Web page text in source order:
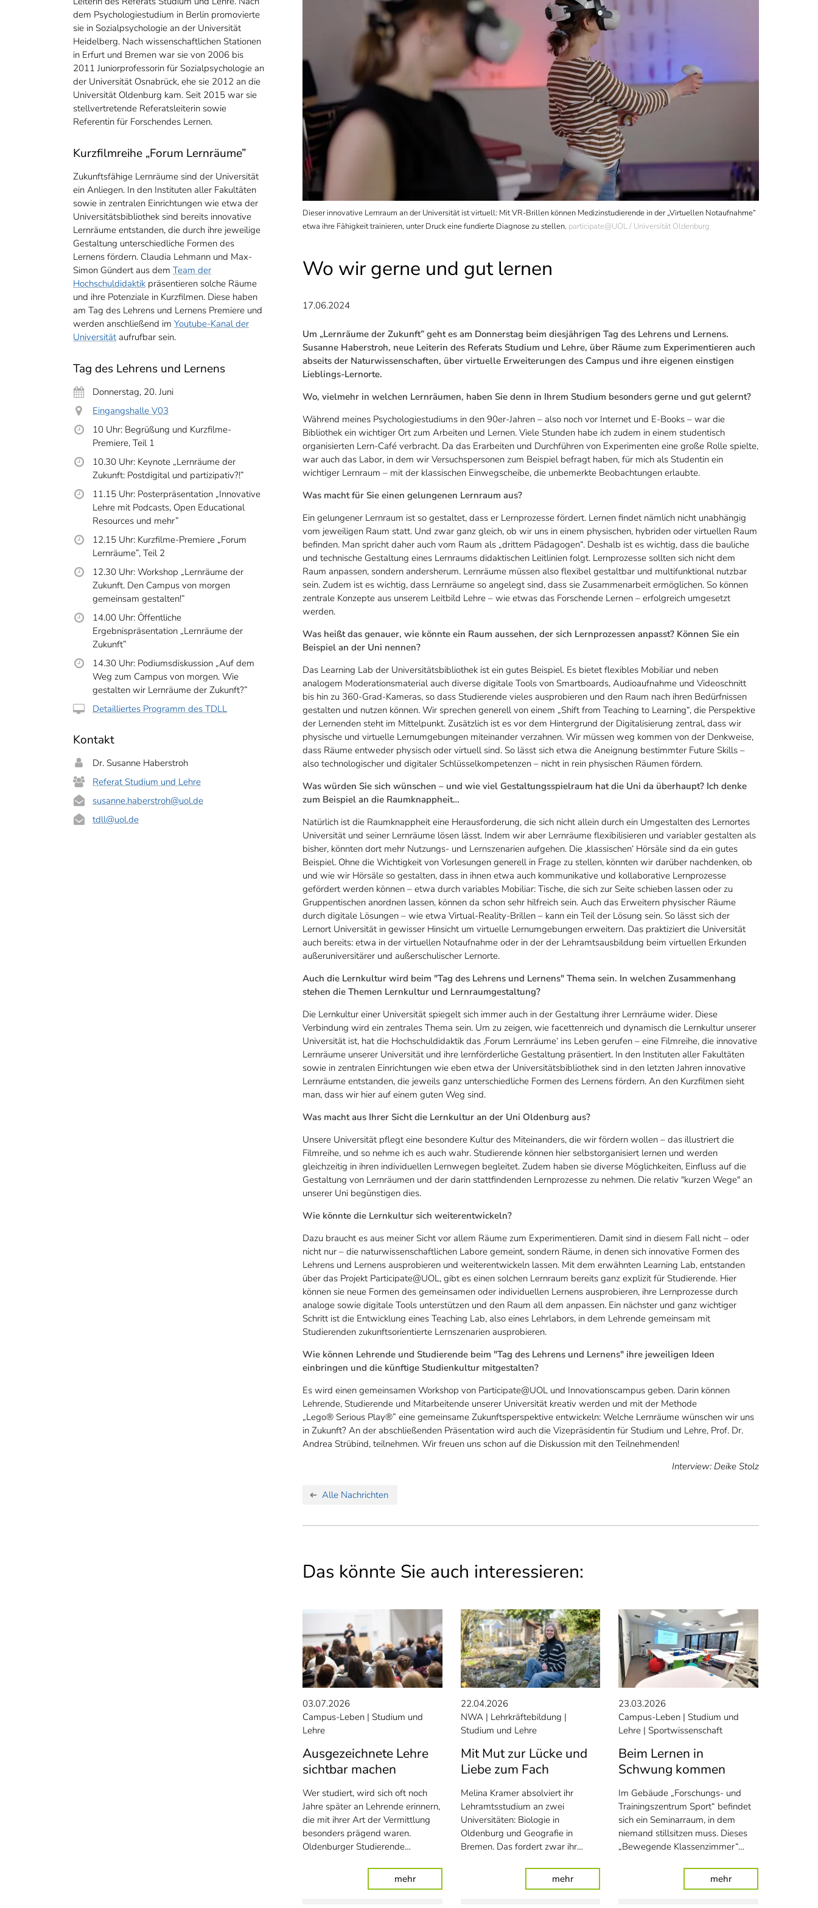
dem Psychologiestudium in Berlin promovierte
sie in Sozialpsychologie an der Universität
Heidelberg. Nach wissenschaftlichen Stationen
in Erfurt und Bremen war sie von 2006 bis
2011 Juniorprofessorin für Sozialpsychologie an
der Universität Osnabrück, ehe sie 2012 an die
Universität Oldenburg kam. Seit 2015 war sie
stellvertretende Referatsleiterin sowie
Referentin für Forschendes Lernen.
Kurzfilmreihe „Forum Lernräume”
Zukunftsfähige Lernräume sind der Universität
ein Anliegen. In den Instituten aller Fakultäten
sowie in zentralen Einrichtungen wie etwa der
Universitätsbibliothek sind bereits innovative
Lernräume entstanden, die durch ihre jeweilige
Gestaltung unterschiedliche Formen des
Lernens fördern. Claudia Lehmann und Max-
Simon Gündert aus dem Team der
Hochschuldidaktik präsentieren solche Räume
und ihre Potenziale in Kurzfilmen. Diese haben
am Tag des Lehrens und Lernens Premiere und
werden anschließend im Youtube-Kanal der
Universität aufrufbar sein.
Tag des Lehrens und Lernens
Donnerstag, 20. Juni
Eingangshalle V03
10 Uhr: Begrüßung und Kurzfilme-
Premiere, Teil 1
10.30 Uhr: Keynote „Lernräume der
Zukunft: Postdigital und partizipativ?!”
11.15 Uhr: Posterpräsentation „Innovative
Lehre mit Podcasts, Open Educational
Resources und mehr”
12.15 Uhr: Kurzfilme-Premiere „Forum
Lernräume”, Teil 2
12.30 Uhr: Workshop „Lernräume der
Zukunft. Den Campus von morgen
gemeinsam gestalten!”
14.00 Uhr: Öffentliche
Ergebnispräsentation „Lernräume der
Zukunft”
14.30 Uhr: Podiumsdiskussion „Auf dem
Weg zum Campus von morgen. Wie
gestalten wir Lernräume der Zukunft?”
Detailliertes Programm des TDLL
Kontakt
Dr. Susanne Haberstroh
Referat Studium und Lehre
susanne.haberstroh@uol.de
tdll@uol.de
Dieser innovative Lernraum an der Universität ist virtuell: Mit VR-Brillen können Medizinstudierende in der „Virtuellen Notaufnahme“
etwa ihre Fähigkeit trainieren, unter Druck eine fundierte Diagnose zu stellen. participate@UOL / Universität Oldenburg
Wo wir gerne und gut lernen
17.06.2024
Um „Lernräume der Zukunft” geht es am Donnerstag beim diesjährigen Tag des Lehrens und Lernens.
Susanne Haberstroh, neue Leiterin des Referats Studium und Lehre, über Räume zum Experimentieren auch
abseits der Naturwissenschaften, über virtuelle Erweiterungen des Campus und ihre eigenen einstigen
Lieblings-Lernorte.
Wo, vielmehr in welchen Lernräumen, haben Sie denn in Ihrem Studium besonders gerne und gut gelernt?
Während meines Psychologiestudiums in den 90er-Jahren – also noch vor Internet und E-Books – war die
Bibliothek ein wichtiger Ort zum Arbeiten und Lernen. Viele Stunden habe ich zudem in einem studentisch
organisierten Lern-Café verbracht. Da das Erarbeiten und Durchführen von Experimenten eine große Rolle spielte,
war auch das Labor, in dem wir Versuchspersonen zum Beispiel befragt haben, für mich als Studentin ein
wichtiger Lernraum – mit der klassischen Einwegscheibe, die unbemerkte Beobachtungen erlaubte.
Was macht für Sie einen gelungenen Lernraum aus?
Ein gelungener Lernraum ist so gestaltet, dass er Lernprozesse fördert. Lernen findet nämlich nicht unabhängig
vom jeweiligen Raum statt. Und zwar ganz gleich, ob wir uns in einem physischen, hybriden oder virtuellen Raum
befinden. Man spricht daher auch vom Raum als „drittem Pädagogen“. Deshalb ist es wichtig, dass die bauliche
und technische Gestaltung eines Lernraums didaktischen Leitlinien folgt. Lernprozesse sollten sich nicht dem
Raum anpassen, sondern andersherum. Lernräume müssen also flexibel gestaltbar und multifunktional nutzbar
sein. Zudem ist es wichtig, dass Lernräume so angelegt sind, dass sie Zusammenarbeit ermöglichen. So können
zentrale Konzepte aus unserem Leitbild Lehre – wie etwas das Forschende Lernen – erfolgreich umgesetzt
werden.
Was heißt das genauer, wie könnte ein Raum aussehen, der sich Lernprozessen anpasst? Können Sie ein
Beispiel an der Uni nennen?
Das Learning Lab der Universitätsbibliothek ist ein gutes Beispiel. Es bietet flexibles Mobiliar und neben
analogem Moderationsmaterial auch diverse digitale Tools von Smartboards, Audioaufnahme und Videoschnitt
bis hin zu 360-Grad-Kameras, so dass Studierende vieles ausprobieren und den Raum nach ihren Bedürfnissen
gestalten und nutzen können. Wir sprechen generell von einem „Shift from Teaching to Learning“, die Perspektive
der Lernenden steht im Mittelpunkt. Zusätzlich ist es vor dem Hintergrund der Digitalisierung zentral, dass wir
physische und virtuelle Lernumgebungen miteinander verzahnen. Wir müssen weg kommen von der Denkweise,
dass Räume entweder physisch oder virtuell sind. So lässt sich etwa die Aneignung bestimmter Future Skills –
also technologischer und digitaler Schlüsselkompetenzen – nicht in rein physischen Räumen fördern.
Was würden Sie sich wünschen – und wie viel Gestaltungsspielraum hat die Uni da überhaupt? Ich denke
zum Beispiel an die Raumknappheit…
Natürlich ist die Raumknappheit eine Herausforderung, die sich nicht allein durch ein Umgestalten des Lernortes
Universität und seiner Lernräume lösen lässt. Indem wir aber Lernräume flexibilisieren und variabler gestalten als
bisher, könnten dort mehr Nutzungs- und Lernszenarien aufgehen. Die ‚klassischen‘ Hörsäle sind da ein gutes
Beispiel. Ohne die Wichtigkeit von Vorlesungen generell in Frage zu stellen, könnten wir darüber nachdenken, ob
und wie wir Hörsäle so gestalten, dass in ihnen etwa auch kommunikative und kollaborative Lernprozesse
gefördert werden können – etwa durch variables Mobiliar: Tische, die sich zur Seite schieben lassen oder zu
Gruppentischen anordnen lassen, können da schon sehr hilfreich sein. Auch das Erweitern physischer Räume
durch digitale Lösungen – wie etwa Virtual-Reality-Brillen – kann ein Teil der Lösung sein. So lässt sich der
Lernort Universität in gewisser Hinsicht um virtuelle Lernumgebungen erweitern. Das praktiziert die Universität
auch bereits: etwa in der virtuellen Notaufnahme oder in der der Lehramtsausbildung beim virtuellen Erkunden
außeruniversitärer und außerschulischer Lernorte.
Auch die Lernkultur wird beim "Tag des Lehrens und Lernens" Thema sein. In welchen Zusammenhang
stehen die Themen Lernkultur und Lernraumgestaltung?
Die Lernkultur einer Universität spiegelt sich immer auch in der Gestaltung ihrer Lernräume wider. Diese
Verbindung wird ein zentrales Thema sein. Um zu zeigen, wie facettenreich und dynamisch die Lernkultur unserer
Universität ist, hat die Hochschuldidaktik das ‚Forum Lernräume‘ ins Leben gerufen – eine Filmreihe, die innovative
Lernräume unserer Universität und ihre lernförderliche Gestaltung präsentiert. In den Instituten aller Fakultäten
sowie in zentralen Einrichtungen wie eben etwa der Universitätsbibliothek sind in den letzten Jahren innovative
Lernräume entstanden, die jeweils ganz unterschiedliche Formen des Lernens fördern. An den Kurzfilmen sieht
man, dass wir hier auf einem guten Weg sind.
Was macht aus Ihrer Sicht die Lernkultur an der Uni Oldenburg aus?
Unsere Universität pflegt eine besondere Kultur des Miteinanders, die wir fördern wollen – das illustriert die
Filmreihe, und so nehme ich es auch wahr. Studierende können hier selbstorganisiert lernen und werden
gleichzeitig in ihren individuellen Lernwegen begleitet. Zudem haben sie diverse Möglichkeiten, Einfluss auf die
Gestaltung von Lernräumen und der darin stattfindenden Lernprozesse zu nehmen. Die relativ "kurzen Wege" an
unserer Uni begünstigen dies.
Wie könnte die Lernkultur sich weiterentwickeln?
Dazu braucht es aus meiner Sicht vor allem Räume zum Experimentieren. Damit sind in diesem Fall nicht – oder
nicht nur – die naturwissenschaftlichen Labore gemeint, sondern Räume, in denen sich innovative Formen des
Lehrens und Lernens ausprobieren und weiterentwickeln lassen. Mit dem erwähnten Learning Lab, entstanden
über das Projekt Participate@UOL, gibt es einen solchen Lernraum bereits ganz explizit für Studierende. Hier
können sie neue Formen des gemeinsamen oder individuellen Lernens ausprobieren, ihre Lernprozesse durch
analoge sowie digitale Tools unterstützen und den Raum all dem anpassen. Ein nächster und ganz wichtiger
Schritt ist die Entwicklung eines Teaching Lab, also eines Lehrlabors, in dem Lehrende gemeinsam mit
Studierenden zukunftsorientierte Lernszenarien ausprobieren.
Wie können Lehrende und Studierende beim "Tag des Lehrens und Lernens" ihre jeweiligen Ideen
einbringen und die künftige Studienkultur mitgestalten?
Es wird einen gemeinsamen Workshop von Participate@UOL und Innovationscampus geben. Darin können
Lehrende, Studierende und Mitarbeitende unserer Universität kreativ werden und mit der Methode
„Lego® Serious Play®” eine gemeinsame Zukunftsperspektive entwickeln: Welche Lernräume wünschen wir uns
in Zukunft? An der abschließenden Präsentation wird auch die Vizepräsidentin für Studium und Lehre, Prof. Dr.
Andrea Strübind, teilnehmen. Wir freuen uns schon auf die Diskussion mit den Teilnehmenden!
Interview: Deike Stolz
Alle Nachrichten
Das könnte Sie auch interessieren:
03.07.2026
Campus-Leben
Studium und
Lehre
Ausgezeichnete Lehre
sichtbar machen
Wer studiert, wird sich oft noch
Jahre später an Lehrende erinnern,
die mit ihrer Art der Vermittlung
besonders prägend waren.
Oldenburger Studierende…
mehr: Ausgezeichnete Lehre sichtbar machen
22.04.2026
NWA
Lehrkräftebildung
Studium und Lehre
Mit Mut zur Lücke und
Liebe zum Fach
Melina Kramer absolviert ihr
Lehramtsstudium an zwei
Universitäten: Biologie in
Oldenburg und Geografie in
Bremen. Das fordert zwar ihr…
mehr: Mit Mut zur Lücke und Liebe zum Fach
23.03.2026
Campus-Leben
Studium und
Lehre
Sportwissenschaft
Beim Lernen in
Schwung kommen
Im Gebäude „Forschungs- und
Trainingszentrum Sport“ befindet
sich ein Seminarraum, in dem
niemand stillsitzen muss. Dieses
„Bewegende Klassenzimmer“…
mehr: Beim Lernen in